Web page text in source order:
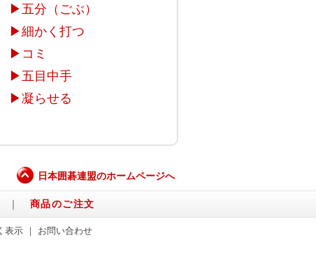
▶五分（ごぶ）
▶細かく打つ
▶ コミ
▶五目中手
▶凝らせる
日本囲碁連盟のホームページへ
｜商品のご注文
表示｜ お問い合わせ